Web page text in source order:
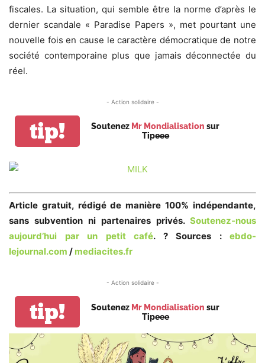
fiscales. La situation, qui semble être la norme d’après le
dernier scandale « Paradise Papers », met pourtant une
nouvelle fois en cause le caractère démocratique de notre
société contemporaine plus que jamais déconnectée du
réel.
- Action solidaire -
tip! Soutenez Mr Mondialisation sur
Tipeee
Article gratuit, rédigé de manière 100% indépendante,
sans subvention ni partenaires privés. Soutenez-nous
aujourd’hui par un petit café. ? Sources : ebdo-
lejournal.com / mediacites.fr
- Action solidaire -
tip! Soutenez Mr Mondialisation sur
Tipeee